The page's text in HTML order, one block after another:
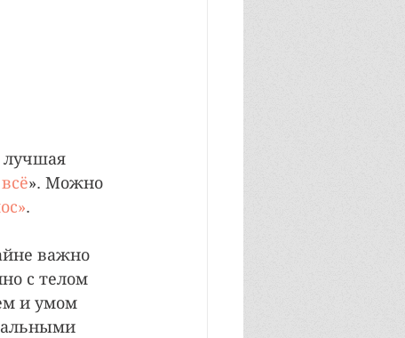
лучшая
». Можно
.
важно
с телом
и умом